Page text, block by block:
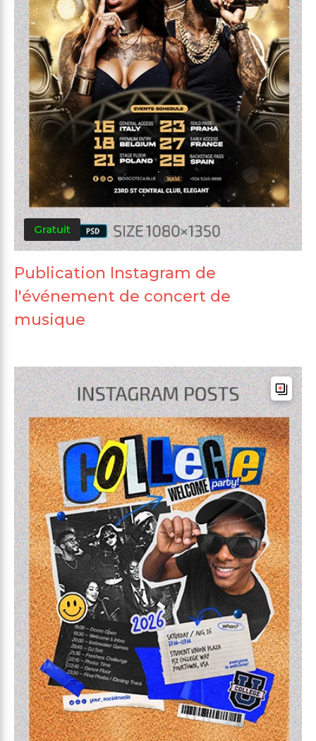
Gratuit
Publication Instagram de
l'événement de concert de
musique